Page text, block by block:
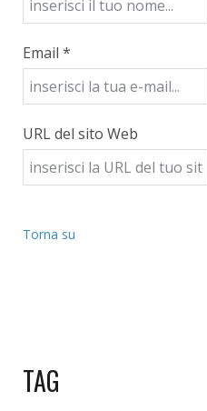
Email *
URL del sito Web
Torna su
TAG